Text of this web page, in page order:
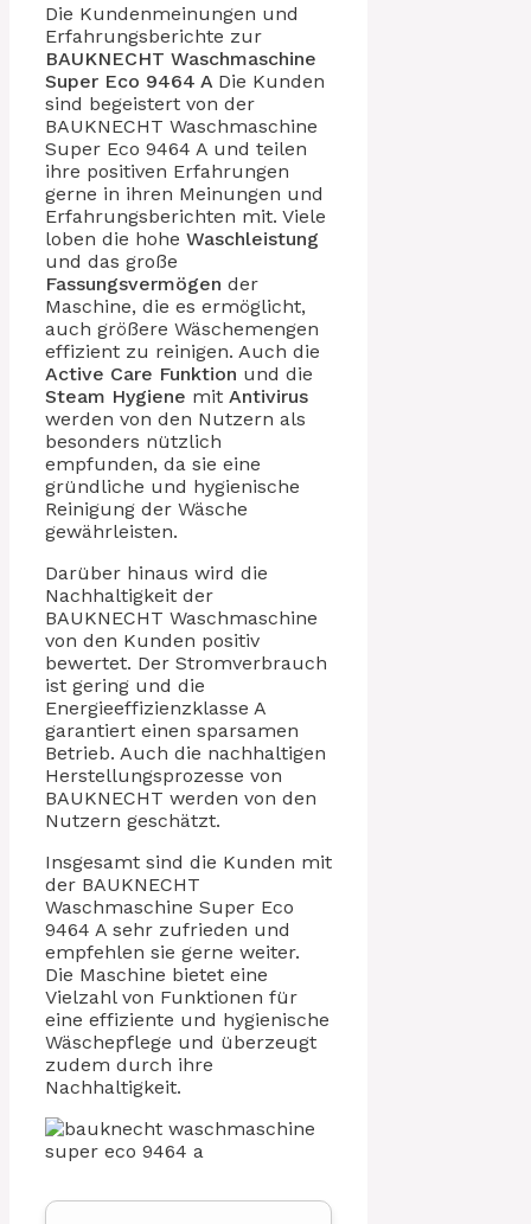
Die Kundenmeinungen und
Erfahrungsberichte zur
BAUKNECHT Waschmaschine
Super Eco 9464 A Die Kunden
sind begeistert von der
BAUKNECHT Waschmaschine
Super Eco 9464 A und teilen
ihre positiven Erfahrungen
gerne in ihren Meinungen und
Erfahrungsberichten mit. Viele
loben die hohe Waschleistung
und das große
Fassungsvermögen der
Maschine, die es ermöglicht,
auch größere Wäschemengen
effizient zu reinigen. Auch die
Active Care Funktion und die
Steam Hygiene mit Antivirus
werden von den Nutzern als
besonders nützlich
empfunden, da sie eine
gründliche und hygienische
Reinigung der Wäsche
gewährleisten.
Darüber hinaus wird die
Nachhaltigkeit der
BAUKNECHT Waschmaschine
von den Kunden positiv
bewertet. Der Stromverbrauch
ist gering und die
Energieeffizienzklasse A
garantiert einen sparsamen
Betrieb. Auch die nachhaltigen
Herstellungsprozesse von
BAUKNECHT werden von den
Nutzern geschätzt.
Insgesamt sind die Kunden mit
der BAUKNECHT
Waschmaschine Super Eco
9464 A sehr zufrieden und
empfehlen sie gerne weiter.
Die Maschine bietet eine
Vielzahl von Funktionen für
eine effiziente und hygienische
Wäschepflege und überzeugt
zudem durch ihre
Nachhaltigkeit.